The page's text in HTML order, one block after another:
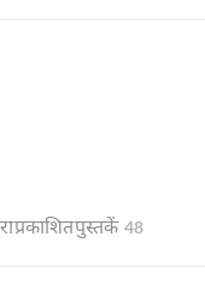
प्रकाशित पुस्तकें 48